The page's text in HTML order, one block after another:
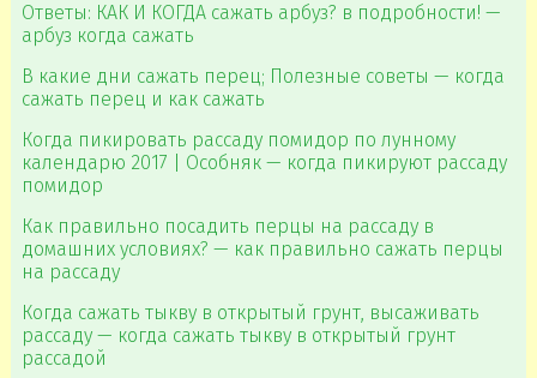
Ответы: КАК И КОГДА сажать арбуз? в подробности! —
арбуз когда сажать
В какие дни сажать перец; Полезные советы — когда
сажать перец и как сажать
Когда пикировать рассаду помидор по лунному
календарю 2017 | Особняк — когда пикируют рассаду
помидор
Как правильно посадить перцы на рассаду в
домашних условиях? — как правильно сажать перцы
на рассаду
Когда сажать тыкву в открытый грунт, высаживать
рассаду — когда сажать тыкву в открытый грунт
рассадой